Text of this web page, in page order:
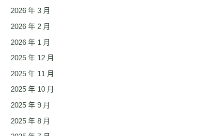
2026 年 3 月
2026 年 2 月
2026 年 1 月
2025 年 12 月
2025 年 11 月
2025 年 10 月
2025 年 9 月
2025 年 8 月